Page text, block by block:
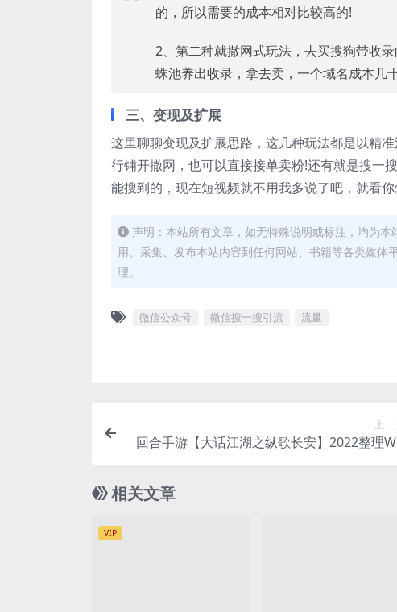
的，所以需要的成本相对比较高的!
2、第二种就撒网式玩法，去买搜狗带收
蛛池养出收录，拿去卖，一个域名成本几
三、变现及扩展
这里聊聊变现及扩展思路，这几种玩法都是以精
行铺开撒网，也可以直接接单卖粉!还有就是搜一
能搜到的，现在短视频就不用我多说了吧，就看
声明：本站所有文章，如无特殊说明或标注，均为
用、采集、发布本站内容到任何网站、书籍等各类媒
理。
微信公众号 微信搜一搜引流 流量
上
回合手游【大话江湖之纵歌长安】2022整理
相关文章
VIP